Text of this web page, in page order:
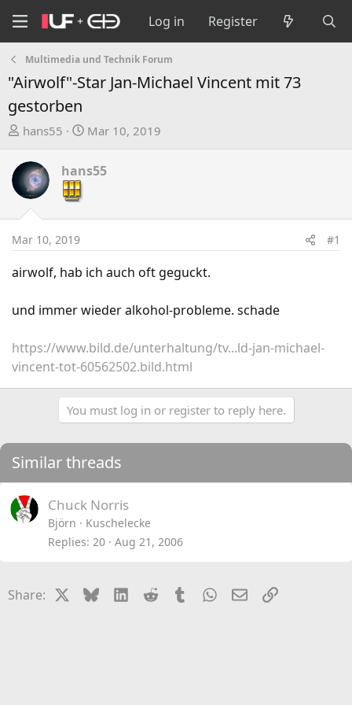
Log in Register
Multimedia und Technik Forum
"Airwolf"-Star Jan-Michael Vincent mit 73
gestorben
T
r
e
a
d
t
a
e
hans55
S
d
t
e
Mar 10, 2019
hans55
Mar 10, 2019 #1
airwolf, hab ich auch oft geguckt.
und immer wieder alkohol-probleme. schade
https://www.bild.de/unterhaltung/tv...ld-jan-michael-
vincent-tot-60562502.bild.html
You must log in or register to reply here.
Similar threads
Chuck Norris
Björn
Kuschelecke
Replies 20 Aug 21, 2006
Share: BlueskyLinkedIn
Reddit TumblrWhatsApp
EmailLink